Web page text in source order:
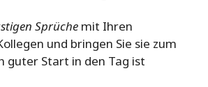
Sprüche mit Ihren
und bringen Sie sie zum
guter Start in den Tag ist